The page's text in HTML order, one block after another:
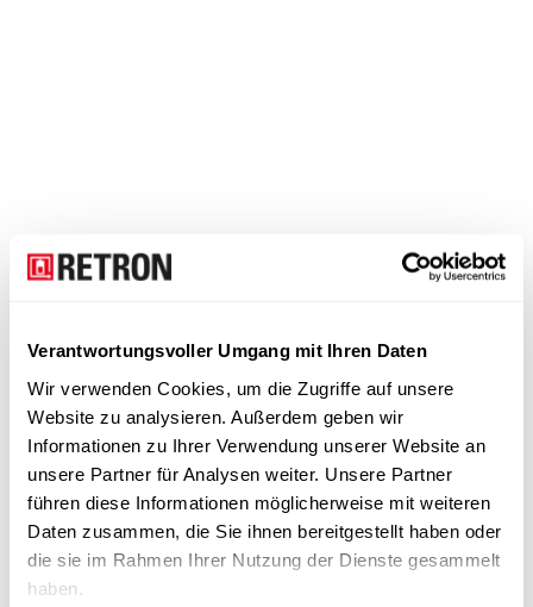
Verantwortungsvoller Umgang mit Ihren Daten
Wir verwenden Cookies, um die Zugriffe auf unsere
Website zu analysieren. Außerdem geben wir
Informationen zu Ihrer Verwendung unserer Website an
unsere Partner für Analysen weiter. Unsere Partner
führen diese Informationen möglicherweise mit weiteren
Daten zusammen, die Sie ihnen bereitgestellt haben oder
die sie im Rahmen Ihrer Nutzung der Dienste gesammelt
haben.